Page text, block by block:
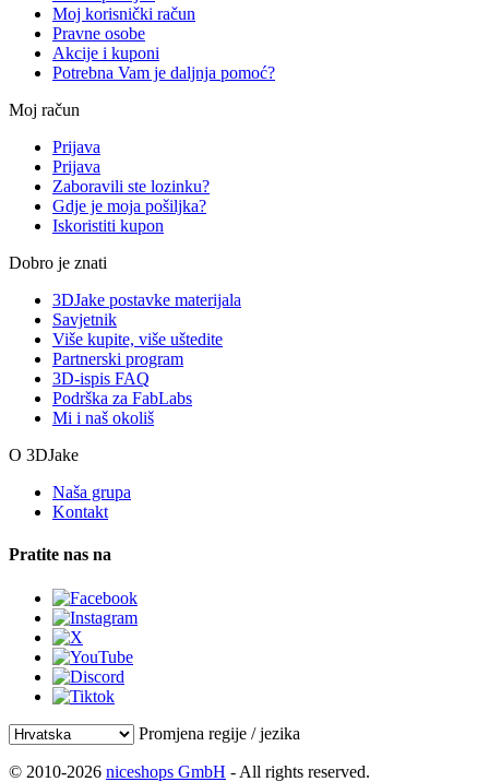
Moj korisnički račun
Pravne osobe
Akcije i kuponi
Potrebna Vam je daljnja pomoć?
Moj račun
Prijava
Prijava
Zaboravili ste lozinku?
Gdje je moja pošiljka?
Iskoristiti kupon
Dobro je znati
3DJake postavke materijala
Savjetnik
Više kupite, više uštedite
Partnerski program
3D-ispis FAQ
Podrška za FabLabs
Mi i naš okoliš
O 3DJake
Naša grupa
Kontakt
Pratite nas na
Promjena regije / jezika
© 2010-2026 niceshops GmbH - All rights reserved.